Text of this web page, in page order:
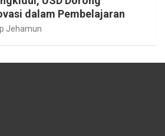
dalam Pembelajaran
Jehamun